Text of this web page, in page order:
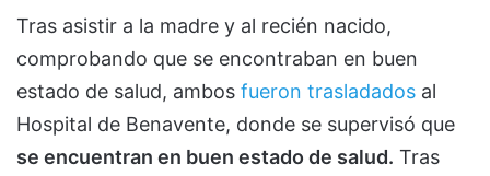
Tras asistir a la madre y al recién nacido,
comprobando que se encontraban en buen
estado de salud, ambos fueron trasladados al
Hospital de Benavente, donde se supervisó que
se encuentran en buen estado de salud. Tras